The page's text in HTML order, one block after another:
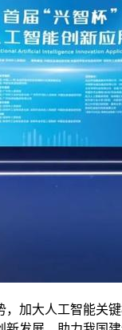
大人工智能关键